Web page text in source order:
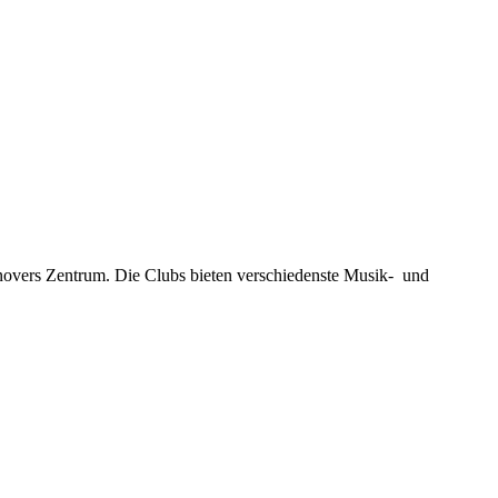
Zentrum. Die Clubs bieten verschiedenste Musik- und